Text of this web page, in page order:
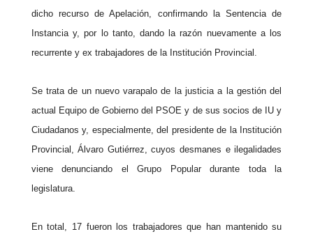
dicho recurso de Apelación, confirmando la Sentencia de
Instancia y, por lo tanto, dando la razón nuevamente a los
recurrente y ex trabajadores de la Institución Provincial.
Se trata de un nuevo varapalo de la justicia a la gestión del
actual Equipo de Gobierno del PSOE y de sus socios de IU y
Ciudadanos y, especialmente, del presidente de la Institución
Provincial, Álvaro Gutiérrez, cuyos desmanes e ilegalidades
viene denunciando el Grupo Popular durante toda la
legislatura.
En total, 17 fueron los trabajadores que han mantenido su